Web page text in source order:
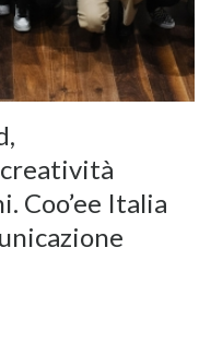
creatività
Coo’ee Italia